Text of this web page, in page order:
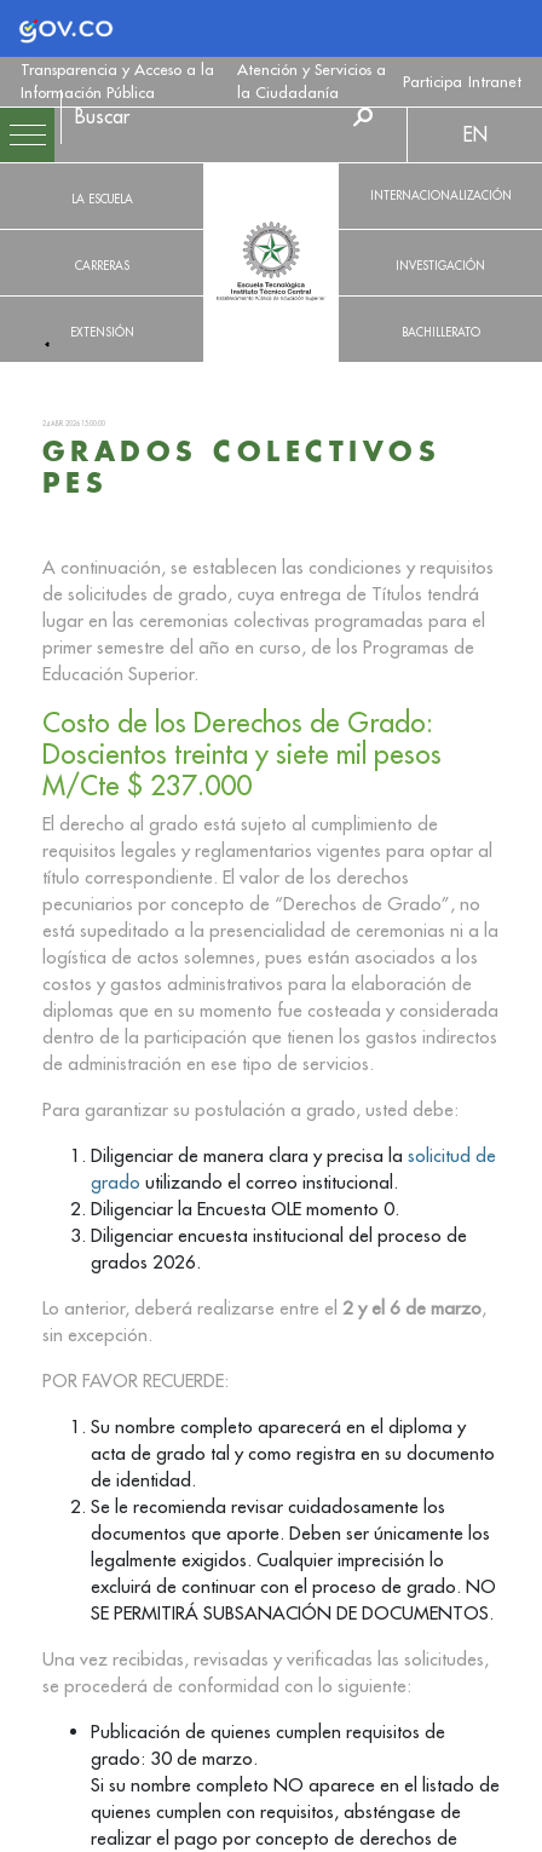
Logo Gobierno de Colombia
Transparencia y Acceso a la
Información Pública
Atención y Servicios a
la Ciudadanía
Participa Intranet
LA ESCUELA
CARRERAS
EXTENSIÓN
EN
INTERNACIONALIZACIÓN
INVESTIGACIÓN
BACHILLERATO
24 ABR. 2026 15:00:00
GRADOS COLECTIVOS
PES
A continuación, se establecen las condiciones y requisitos
de solicitudes de grado, cuya entrega de Títulos tendrá
lugar en las ceremonias colectivas programadas para el
primer semestre del año en curso, de los Programas de
Educación Superior.
Costo de los Derechos de Grado:
Doscientos treinta y siete mil pesos
M/Cte $ 237.000
El derecho al grado está sujeto al cumplimiento de
requisitos legales y reglamentarios vigentes para optar al
título correspondiente. El valor de los derechos
pecuniarios por concepto de “Derechos de Grado”, no
está supeditado a la presencialidad de ceremonias ni a la
logística de actos solemnes, pues están asociados a los
costos y gastos administrativos para la elaboración de
diplomas que en su momento fue costeada y considerada
dentro de la participación que tienen los gastos indirectos
de administración en ese tipo de servicios.
Para garantizar su postulación a grado, usted debe:
Diligenciar de manera clara y precisa la solicitud de
grado utilizando el correo institucional.
Diligenciar la Encuesta OLE momento 0.
Diligenciar encuesta institucional del proceso de
grados 2026.
Lo anterior, deberá realizarse entre el 2 y el 6 de marzo,
sin excepción.
POR FAVOR RECUERDE:
Su nombre completo aparecerá en el diploma y
acta de grado tal y como registra en su documento
de identidad.
Se le recomienda revisar cuidadosamente los
documentos que aporte. Deben ser únicamente los
legalmente exigidos. Cualquier imprecisión lo
excluirá de continuar con el proceso de grado. NO
SE PERMITIRÁ SUBSANACIÓN DE DOCUMENTOS.
Una vez recibidas, revisadas y verificadas las solicitudes,
se procederá de conformidad con lo siguiente:
Publicación de quienes cumplen requisitos de
grado: 30 de marzo.
Si su nombre completo NO aparece en el listado de
quienes cumplen con requisitos, absténgase de
realizar el pago por concepto de derechos de